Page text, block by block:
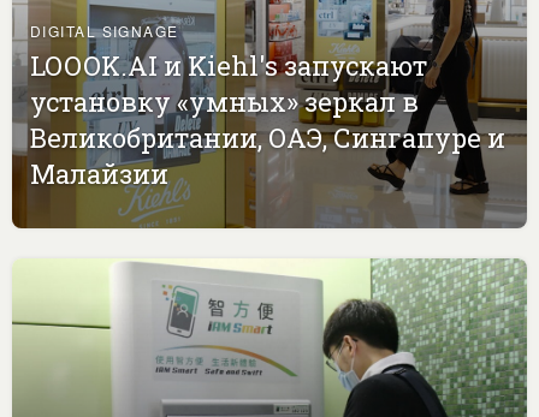
DIGITAL SIGNAGE
LOOOK.AI и Kiehl's запускают
установку «умных» зеркал в
Великобритании, ОАЭ, Сингапуре и
Малайзии